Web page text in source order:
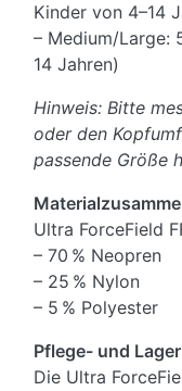
Kinder von 4–14
– Medium/Large:
14 Jahren)
Hinweis: Bitte
oder den
passende Größe
Ultra ForceField
– 70 % Neopren
– 25 % Nylon
– 5 % Polyester
Pflege- und
Die Ultra